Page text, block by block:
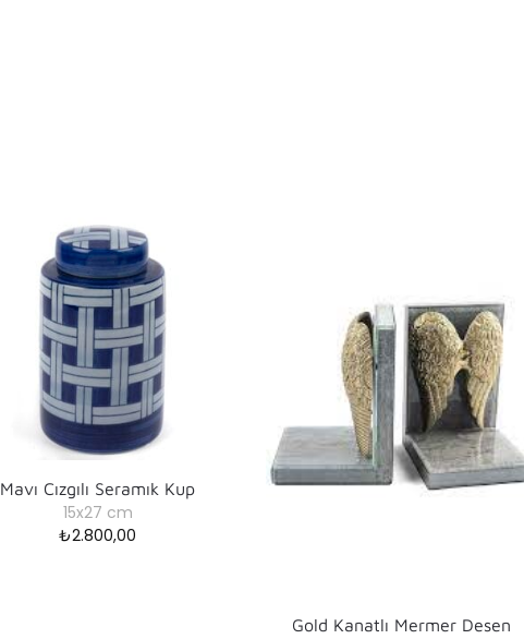
Mavı Cızgılı Seramık Kup
15x27 cm
₺2.800,00
Gold Kanatlı Mermer Desen